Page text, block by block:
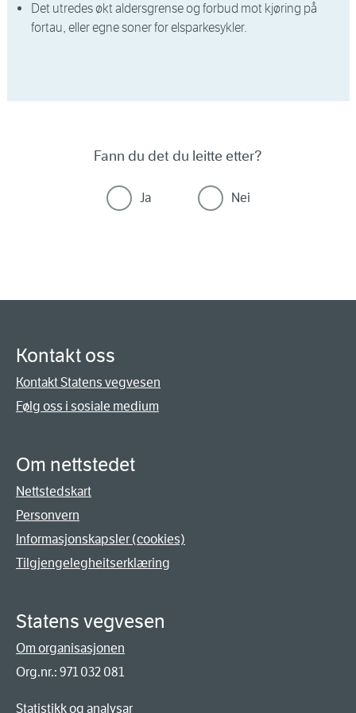
Det utredes økt aldersgrense og forbud mot kjøring på
fortau, eller egne soner for elsparkesykler.
Fann du det du leitte etter?
Ja Nei
Kontakt oss
Kontakt Statens vegvesen
Følg oss i sosiale medium
Om nettstedet
Nettstedskart
Personvern
Informasjonskapsler (cookies)
Tilgjengelegheitserklæring
Statens vegvesen
Om organisasjonen
Org.nr.: 971 032 081
Statistikk og analysar